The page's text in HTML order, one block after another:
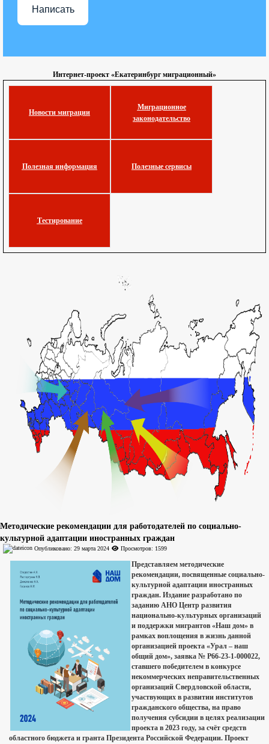
Написать
Интернет-проект «Екатеринбург миграционный»
Новости миграции
Миграционное
законодательство
Полезная информация Полезные сервисы
Тестирование
Методические рекомендации для работодателей по социально-
культурной адаптации иностранных граждан
Опубликовано: 29 марта 2024 Просмотров: 1599
Представляем методические
рекомендации, посвященные социально-
культурной адаптации иностранных
граждан. Издание разработано по
заданию АНО Центр развития
национально-культурных организаций
и поддержки мигрантов «Наш дом» в
рамках воплощения в жизнь данной
организацией проекта «Урал – наш
общий дом», заявка № Р66-23-1-000022,
ставшего победителем в конкурсе
некоммерческих неправительственных
организаций Свердловской области,
участвующих в развитии институтов
гражданского общества, на право
получения субсидии в целях реализации
проекта в 2023 году, за счёт средств
областного бюджета и гранта Президента Российской Федерации. Проект